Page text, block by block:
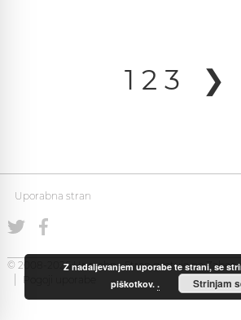
1 2 3 ❯
Uporabna stran
© 2008-2026 Uporabna Stran gostuje na
Pogoji uporabe
Z nadaljevanjem uporabe te strani, se
piškotkov.. Strinjam